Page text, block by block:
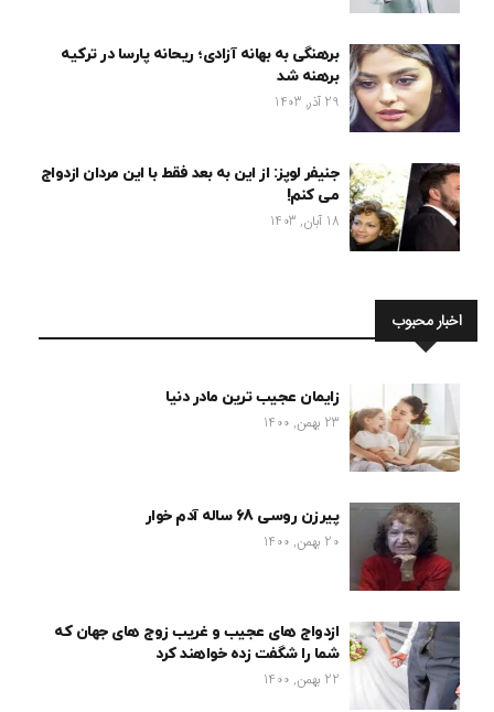
برهنگی به بهانه آزادی؛ ریحانه پارسا در ترکیه
برهنه شد
29 آذر, 1403
جنیفر لوپز: از این به بعد فقط با این مردان ازدواج
می کنم!
18 آبان, 1403
اخبار محبوب
زایمان عجیب ترین مادر دنیا
23 بهمن, 1400
پیرزن روسی 68 ساله آدم خوار
20 بهمن, 1400
ازدواج های عجیب و غریب زوج های جهان که
شما را شگفت زده خواهند کرد
22 بهمن, 1400